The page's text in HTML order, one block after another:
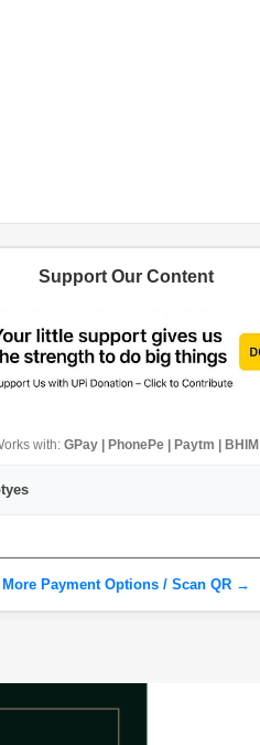
Support Our Content
with:GPay | PhonePe | Paytm | BHIM
More Payment Options / Scan QR →